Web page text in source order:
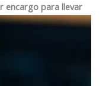
encargo para llevar